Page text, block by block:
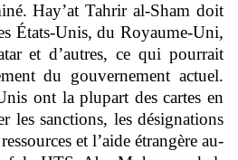
Hay’at Tahrir al-Sham doit
États-Unis, du Royaume-Uni,
et d’autres, ce qui pourrait
du gouvernement actuel.
ont la plupart des cartes en
sanctions, les désignations
et l’aide étrangère au-